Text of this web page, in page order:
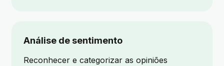
Análise de sentimento
Reconhecer e categorizar as opiniões